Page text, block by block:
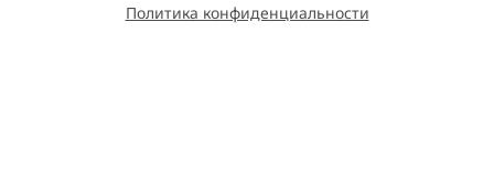
Политика конфиденциальности